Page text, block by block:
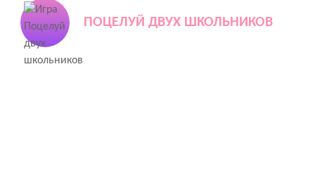
ПОЦЕЛУЙ ДВУХ ШКОЛЬНИКОВ